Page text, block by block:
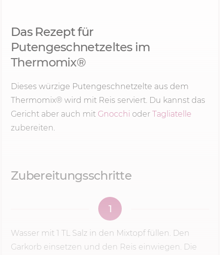
Das Rezept für
Putengeschnetzeltes im
Thermomix®
Dieses würzige Putengeschnetzelte aus dem
Thermomix® wird mit Reis serviert. Du kannst das
Gericht aber auch mit Gnocchi oder Tagliatelle
zubereiten.
Zubereitungsschritte
1
Wasser mit 1 TL Salz in den Mixtopf füllen. Den
Garkorb einsetzen und den Reis einwiegen. Die